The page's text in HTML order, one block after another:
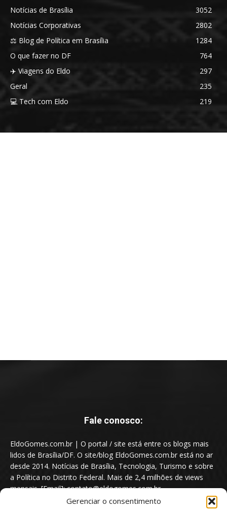
Gerenciar o consentimento
Notícias de Brasília
3052
Notícias Corporativas
2802
⚖️ Blog de Política em Brasília
1284
O que fazer no DF
764
✈️ Viagens do Eldo
297
Geral
235
💻 Tech com Eldo
219
Fale conosco:
EldoGomes.com.br | O portal / site está entre os blogs mais
lidos de Brasília/DF. O site/blog EldoGomes.com.br está no ar
desde 2014. Notícias de Brasília, Tecnologia, Turismo e sobre
a Política no Distrito Federal. Mais de 2,4 milhões de views
mensais. [Email]: contato@eldogomes.com.br